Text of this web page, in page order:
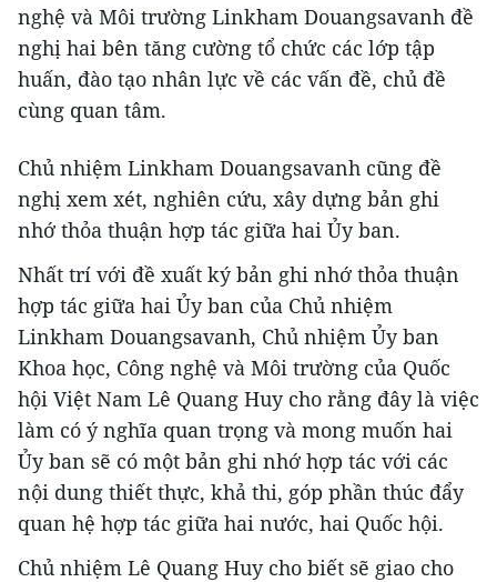
nghệ và Môi trường Linkham Douangsavanh đề
nghị hai bên tăng cường tổ chức các lớp tập
huấn, đào tạo nhân lực về các vấn đề, chủ đề
cùng quan tâm.
Chủ nhiệm Linkham Douangsavanh cũng đề
nghị xem xét, nghiên cứu, xây dựng bản ghi
nhớ thỏa thuận hợp tác giữa hai Ủy ban.
Nhất trí với đề xuất ký bản ghi nhớ thỏa thuận
hợp tác giữa hai Ủy ban của Chủ nhiệm
Linkham Douangsavanh, Chủ nhiệm Ủy ban
Khoa học, Công nghệ và Môi trường của Quốc
hội Việt Nam Lê Quang Huy cho rằng đây là việc
làm có ý nghĩa quan trọng và mong muốn hai
Ủy ban sẽ có một bản ghi nhớ hợp tác với các
nội dung thiết thực, khả thi, góp phần thúc đẩy
quan hệ hợp tác giữa hai nước, hai Quốc hội.
Chủ nhiệm Lê Quang Huy cho biết sẽ giao cho